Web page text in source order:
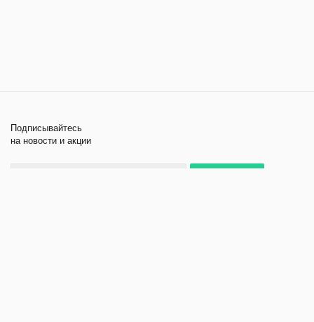
Подписывайтесь
на новости и акции